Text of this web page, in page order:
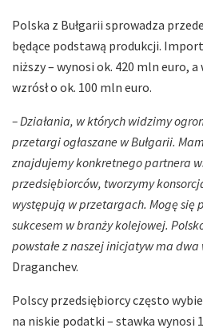
Polska z Bułgarii sprowadza
będące podstawą produkcji.
niższy – wynosi ok. 420 mln euro,
wzrósł o ok. 100 mln euro.
– Działania, w których widzimy
przetargi ogłaszane w Bułgarii.
znajdujemy konkretnego partnera
przedsiębiorców, tworzymy
występują w przetargach. Mogę się
sukcesem w branży kolejowej.
powstałe z naszej inicjatyw ma
Draganchev.
Polscy przedsiębiorcy często
na niskie podatki – stawka wynosi